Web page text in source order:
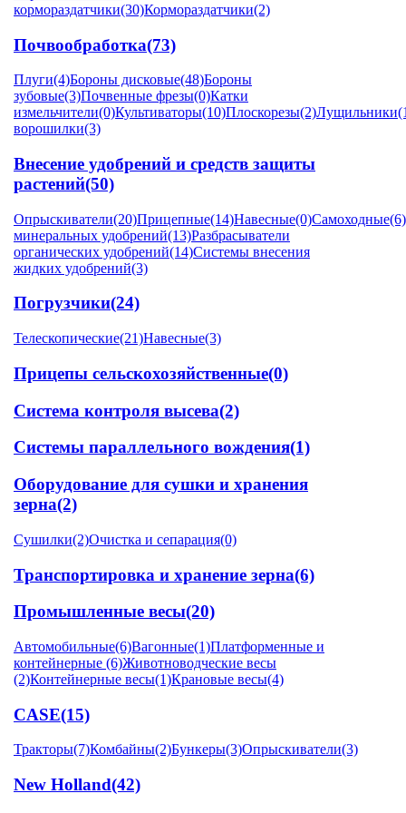
кормораздатчики(30)Кормораздатчики(2)
Почвообработка(73)
Плуги(4)Бороны дисковые(48)Бороны
зубовые(3)Почвенные фрезы(0)Катки
измельчители(0)Культиваторы(10)Плоскорезы(2)Лущильники
ворошилки(3)
Внесение удобрений и средств защиты
растений(50)
Опрыскиватели(20)Прицепные(14)Навесные(0)Самоходные(6)
минеральных удобрений(13)Разбрасыватели
органических удобрений(14)Системы внесения
жидких удобрений(3)
Погрузчики(24)
Телескопические(21)Навесные(3)
Прицепы сельскохозяйственные(0)
Система контроля высева(2)
Системы параллельного вождения(1)
Оборудование для сушки и хранения
зерна(2)
Сушилки(2)Очистка и сепарация(0)
Транспортировка и хранение зерна(6)
Промышленные весы(20)
Автомобильные(6)Вагонные(1)Платформенные и
контейнерные (6)Животноводческие весы
(2)Контейнерные весы(1)Крановые весы(4)
CASE(15)
Тракторы(7)Комбайны(2)Бункеры(3)Опрыскиватели(3)
New Holland(42)